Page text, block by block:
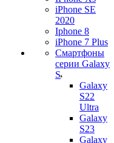
iPhone SE
2020
Iphone 8
iPhone 7 Plus
Смартфоны
серии Galaxy
S
Galaxy
S22
Ultra
Galaxy
S23
Galaxy